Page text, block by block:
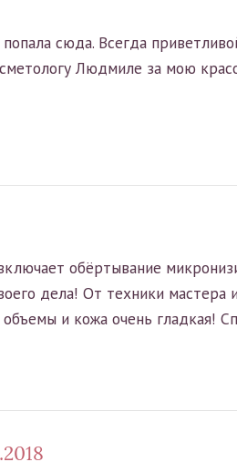
сюда. Всегда
Людмиле за мою
обёртывание
дела! От техники
и кожа очень гладкая!